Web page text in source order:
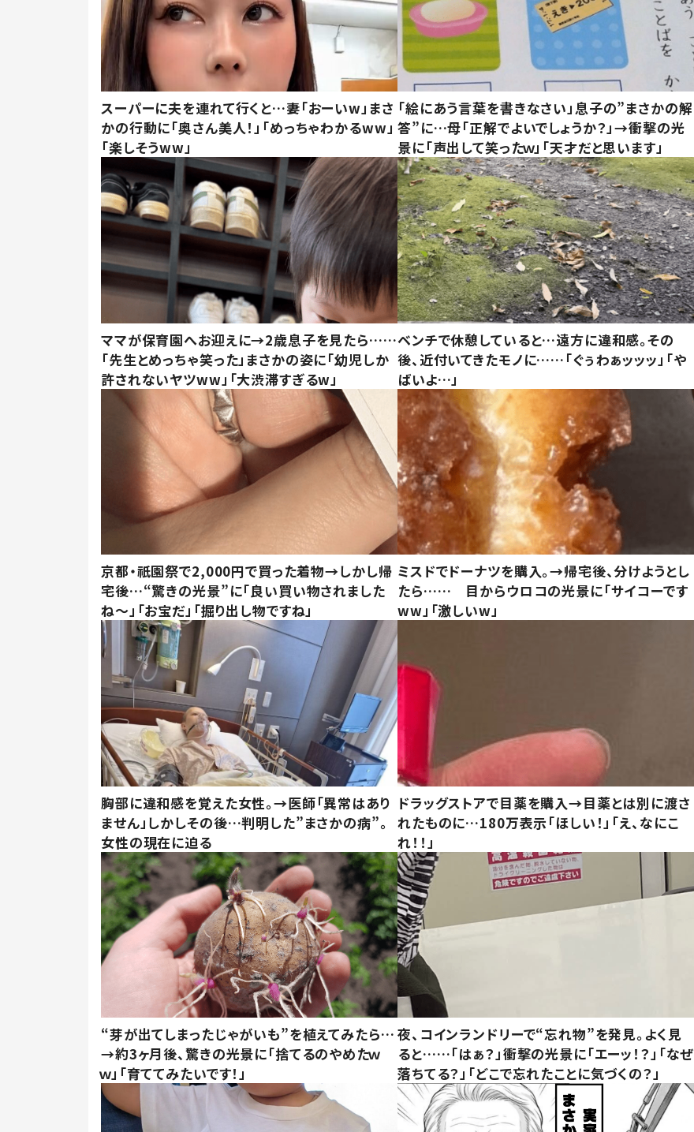
スーパーに夫を連れて行くと…妻「おーいw」まさ
かの行動に「奥さん美人！」「めっちゃわかるww」
「楽しそうww」
「絵にあう言葉を書きなさい」息子の”まさかの解
答”に…母「正解でよいでしょうか？」→衝撃の光
景に「声出して笑ったｗ」「天才だと思います」
ママが保育園へお迎えに→2歳息子を見たら……
「先生とめっちゃ笑った」まさかの姿に「幼児しか
許されないヤツww」「大渋滞すぎるw」
ベンチで休憩していると…遠方に違和感。その
後、近付いてきたモノに……「ぐぅわぁッッッ」「や
ばいよ…」
京都・祇園祭で2,000円で買った着物→しかし帰
宅後…“驚きの光景”に「良い買い物されました
ね～」「お宝だ」「掘り出し物ですね」
ミスドでドーナツを購入。→帰宅後、分けようとし
たら…… 目からウロコの光景に「サイコーです
ww」「激しいw」
胸部に違和感を覚えた女性。→医師「異常はあり
ません」しかしその後…判明した”まさかの病”。
女性の現在に迫る
ドラッグストアで目薬を購入→目薬とは別に渡さ
れたものに…180万表示「ほしい！」「え、なにこ
れ！！」
“芽が出てしまったじゃがいも”を植えてみたら…
→約3ヶ月後、驚きの光景に「捨てるのやめたｗ
ｗ」「育ててみたいです！」
夜、コインランドリーで“忘れ物”を発見。よく見
ると……「はぁ？」衝撃の光景に「エーッ！？」「なぜ
落ちてる？」「どこで忘れたことに気づくの？」